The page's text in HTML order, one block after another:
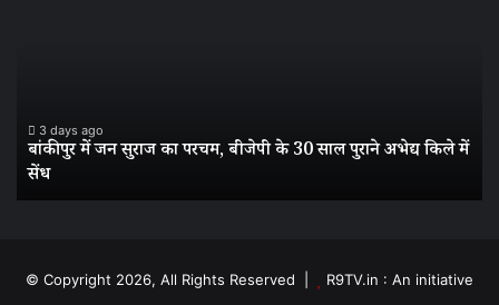
30
साल
पुराने
3 days ago
बांकीपुर में जन सुराज का परचम, बीजेपी के 30 साल पुराने अभेद्य किले में
सेंध
© Copyright 2026, All Rights Reserved | R9TV.in : An initiative